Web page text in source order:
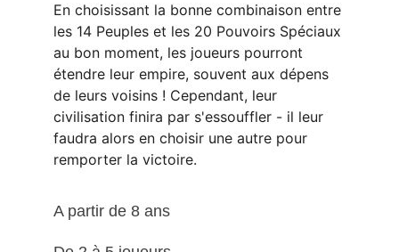
En choisissant la bonne combinaison entre
les 14 Peuples et les 20 Pouvoirs Spéciaux
au bon moment, les joueurs pourront
étendre leur empire, souvent aux dépens
de leurs voisins ! Cependant, leur
civilisation finira par s'essouffler - il leur
faudra alors en choisir une autre pour
remporter la victoire.
A partir de 8 ans